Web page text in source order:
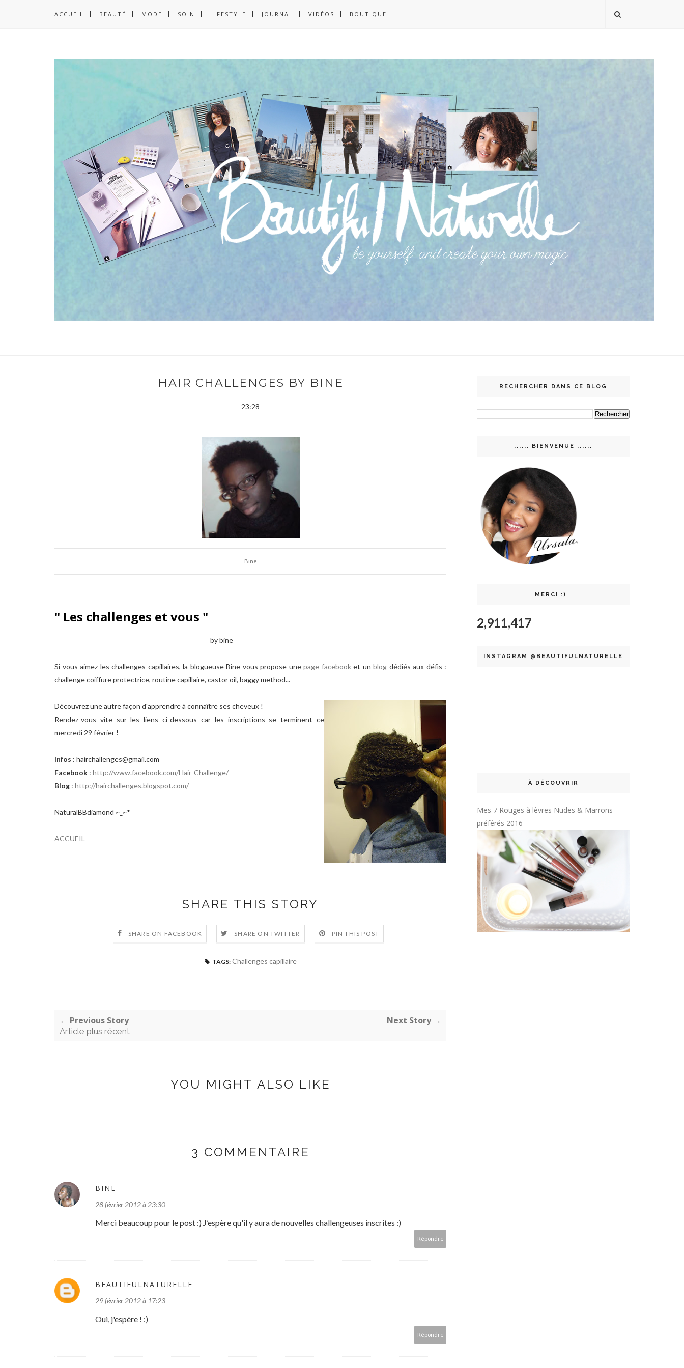
ACCUEIL BEAUTÉ MODE SOIN LIFESTYLE JOURNAL VIDÉOS BOUTIQUE
HAIR CHALLENGES BY BINE
23:28
Bine
" Les challenges et vous "
by bine
Si vous aimez les challenges capillaires, la blogueuse Bine vous propose une page facebooket un blog dédiés aux défis :
challenge coiffure protectrice, routine capillaire, castor oil, baggy method...
Découvrez une autre façon d'apprendre à connaître ses cheveux !
Rendez-vous vite sur les liens ci-dessous car les inscriptions se terminent ce
mercredi 29 février !
Infos : hairchallenges@gmail.com
Facebook : http://www.facebook.com/Hair-Challenge/
Blog : http://hairchallenges.blogspot.com/
NaturalBBdiamond ~_~*
ACCUEIL
SHARE THIS STORY
SHARE ON FACEBOOK SHARE ON TWITTER PIN THIS POST
TAGS: Challenges capillaire
← Previous Story
Article plus récent
Next Story →
YOU MIGHT ALSO LIKE
3 COMMENTAIRE
BINE
28 février 2012 à 23:30
Merci beaucoup pour le post :) J’espère qu'il y aura de nouvelles challengeuses inscrites :)
Répondre
BEAUTIFULNATURELLE
29 février 2012 à 17:23
Oui, j'espère ! :)
Répondre
RECHERCHER DANS CE BLOG
...... BIENVENUE ......
MERCI :)
2,911,417
INSTAGRAM @BEAUTIFULNATURELLE
À DÉCOUVRIR
Mes 7 Rouges à lèvres Nudes & Marrons
préférés 2016